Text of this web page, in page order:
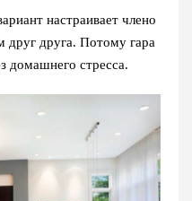
настраивает члено
друг друга. Потому гара
домашнего стресса.